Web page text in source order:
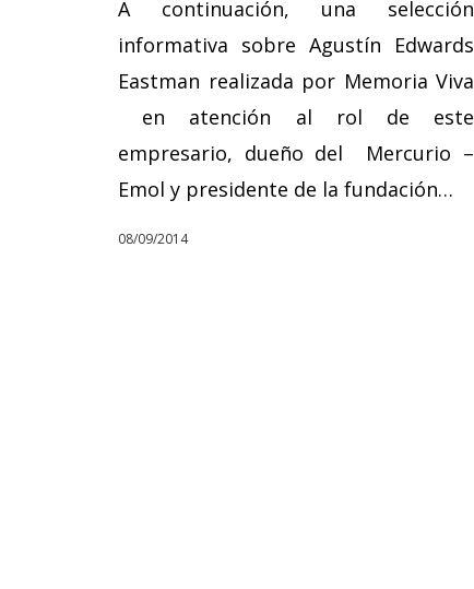
A continuación, una selección
informativa sobre Agustín Edwards
Eastman realizada por Memoria Viva
en atención al rol de este
empresario, dueño del Mercurio –
Emol y presidente de la fundación…
08/09/2014